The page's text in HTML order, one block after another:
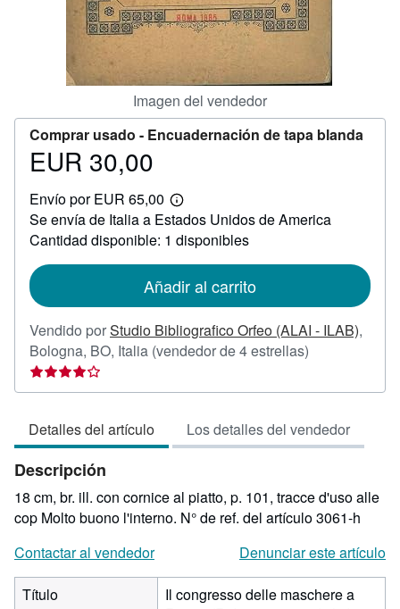
Imagen del vendedor
Comprar usado - Encuadernación de tapa blanda
Precio
30,00
EUR 30,00
Envío por EUR 65,00
Más
información
sobre
las
envío
Se envía de Italia a Estados Unidos de America
Cantidad disponible: 1 disponibles
Añadir al carrito
Vendido porStudio Bibliografico Orfeo (ALAI - ILAB),
Bologna, BO, Italia (vendedor de 4 estrellas)
vendedor:
de
5
Detalles del artículo Los detalles del vendedor
Descripción
18 cm, br. ill. con cornice al piatto, p. 101, tracce d'uso alle
cop Molto buono l'interno. N° de ref. del artículo 3061-h
Contactar al vendedor
Denunciar este artículo
Título
Il congresso delle maschere a